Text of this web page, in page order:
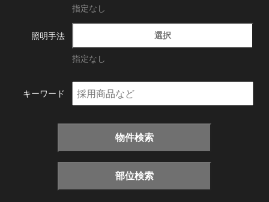
指定なし
照明手法 選択
指定なし
キーワード
物件検索
部位検索